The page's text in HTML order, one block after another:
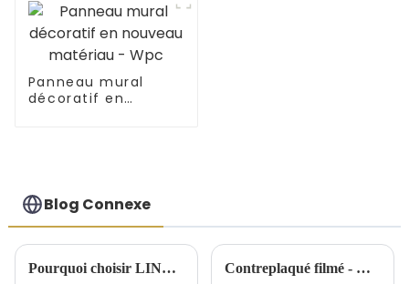
Panneau mural
décoratif en
Blog Connexe
Pourquoi choisir LINYI JIUHENG comme partenaire ? Contreplaqué filmé - Quel est ce produit ?